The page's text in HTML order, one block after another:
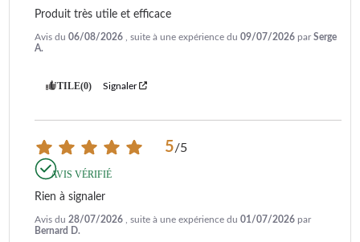
Produit très utile et efficace
Avis du 06/08/2026 , suite à une expérience du 09/07/2026 parSerge
A.
UTILE(0) Signaler
5/5
AVIS VÉRIFIÉ
Rien à signaler
Avis du 28/07/2026 , suite à une expérience du 01/07/2026 par
Bernard D.